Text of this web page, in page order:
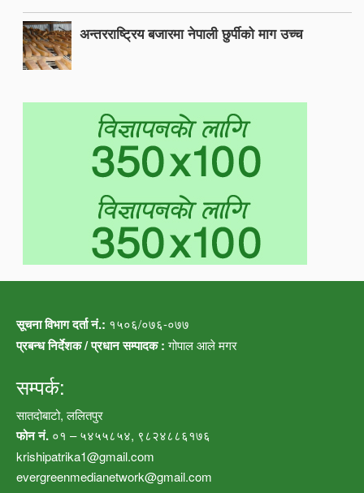
अन्तरराष्ट्रिय बजारमा नेपाली छुर्पीको माग उच्च
सूचना विभाग दर्ता नं.: १५०६/०७६-०७७
प्रबन्ध निर्देशक / प्रधान सम्पादक :गोपाल आले मगर
सम्पर्क:
सातदोबाटो, ललितपुर
फोन नं. ०१ – ५४५५८५४, ९८२४८८६१७६
krishipatrika1@gmail.com
evergreenmedianetwork@gmail.com